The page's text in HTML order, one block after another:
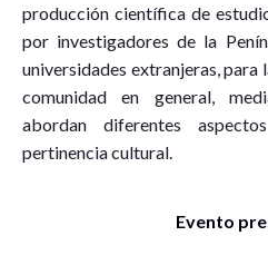
producción científica de
por investigadores de la
universidades extranjeras,
comunidad en general,
abordan diferentes
pertinencia cultural.
Evento